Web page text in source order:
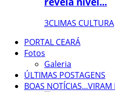
3CLIMAS CULTURA
PORTAL CEARÁ
Fotos
Galeria
ÚLTIMAS POSTAGENS
BOAS